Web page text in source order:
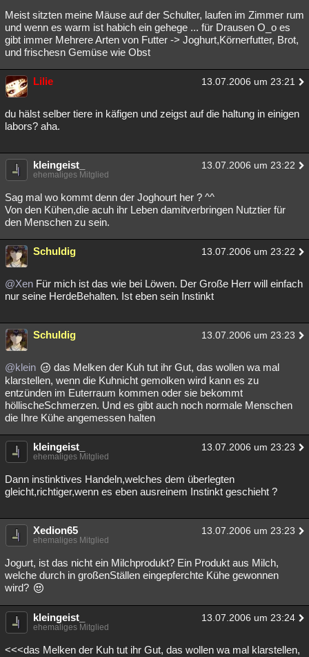
Meist sitzten meine Mäuse auf der Schulter, laufen im Zimmer rum
und wenn es warm ist habich ein gehege ... für Drausen O_o es
gibt immer Mehrere Arten von Futter -> Joghurt,Körnerfutter, Brot,
und frischesn Gemüse wie Obst
Lilie 13.07.2006 um 23:21
du hälst selber tiere in käfigen und zeigst auf die haltung in einigen
labors? aha.
kleingeist_ 13.07.2006 um 23:22
ehemaliges Mitglied
Sag mal wo kommt denn der Joghourt her ? ^^
Von den Kühen,die acuh ihr Leben damitverbringen Nutztier für
den Menschen zu sein.
Schuldig 13.07.2006 um 23:22
@Xen Für mich ist das wie bei Löwen. Der Große Herr will einfach
nur seine HerdeBehalten. Ist eben sein Instinkt
Schuldig 13.07.2006 um 23:23
@klein
das Melken der Kuh tut ihr Gut, das wollen wa mal
klarstellen, wenn die Kuhnicht gemolken wird kann es zu
entzünden im Euterraum kommen oder sie bekommt
höllischeSchmerzen. Und es gibt auch noch normale Menschen
die Ihre Kühe angemessen halten
kleingeist_ 13.07.2006 um 23:23
ehemaliges Mitglied
Dann instinktives Handeln,welches dem überlegten
gleicht,richtiger,wenn es eben ausreinem Instinkt geschieht ?
Xedion65 13.07.2006 um 23:23
ehemaliges Mitglied
Jogurt, ist das nicht ein Milchprodukt? Ein Produkt aus Milch,
welche durch in großenStällen eingepferchte Kühe gewonnen
wird?
kleingeist_ 13.07.2006 um 23:24
ehemaliges Mitglied
<<<das Melken der Kuh tut ihr Gut, das wollen wa mal klarstellen,